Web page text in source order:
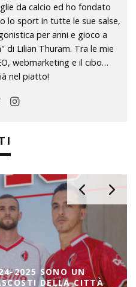
da calcio ed ho fondato
lo sport in tutte le sue salse,
per anni e gioco a
di Lilian Thuram. Tra le mie
webmarketing e il cibo…
nel piatto!
2025 SONO UN
DELLA CITTÀ